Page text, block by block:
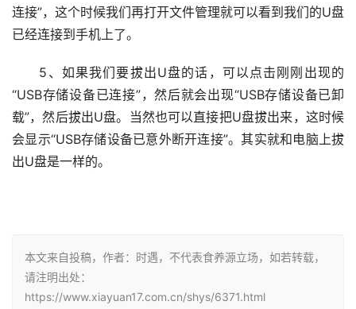
连接”，这个时候我们再打开文件管理就可以看到我们的U盘
已经连接到手机上了。
5、如果我们要拔出U盘的话，可以点击刚刚出现的
“USB存储设备已连接”，然后就会出现“USB存储设备已卸
载”，然后拔出U盘。当然也可以直接把U盘拔出来，这时候
会显示“USB存储设备已意外断开连接”。其实就和电脑上拔
出U盘是一样的。
本文来自投稿，作者：时遇，不代表食养源立场，如若转载，
请注明出处：
https://www.xiayuan17.com.cn/shys/6371.html